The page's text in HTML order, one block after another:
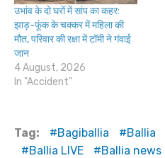
उभांव के दो घरों में सांप का कहर:
झाड़-फूंक के चक्कर में महिला की
मौत, परिवार की रक्षा में टॉमी ने गंवाई
जान
4 August, 2026
In "Accident"
Tag: Bagiballia Ballia
Ballia LIVE
Ballia news